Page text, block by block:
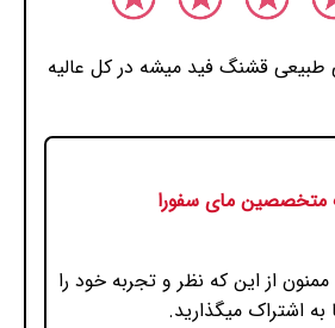
قشنگ فید میشه در کل عالیه
متخصصین مای سفورا
از این که نظر و تجربه خود را
به اشتراک میگذارید.